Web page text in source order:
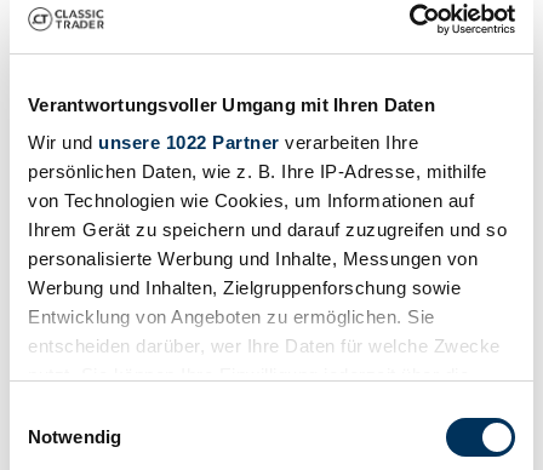
Verantwortungsvoller Umgang mit Ihren Daten
Wir und unsere 1022 Partner verarbeiten Ihre
persönlichen Daten, wie z. B. Ihre IP-Adresse, mithilfe
von Technologien wie Cookies, um Informationen auf
Ihrem Gerät zu speichern und darauf zuzugreifen und so
personalisierte Werbung und Inhalte, Messungen von
Werbung und Inhalten, Zielgruppenforschung sowie
Entwicklung von Angeboten zu ermöglichen. Sie
entscheiden darüber, wer Ihre Daten für welche Zwecke
Trigger Symbol ändern oder widerrufen
Notwendig
Mileage (read)